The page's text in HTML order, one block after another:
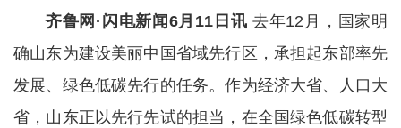
齐鲁网·闪电新闻6月11日讯 去年12月，国家明
确山东为建设美丽中国省域先行区，承担起东部率先
发展、绿色低碳先行的任务。作为经济大省、人口大
省，山东正以先行先试的担当，在全国绿色低碳转型